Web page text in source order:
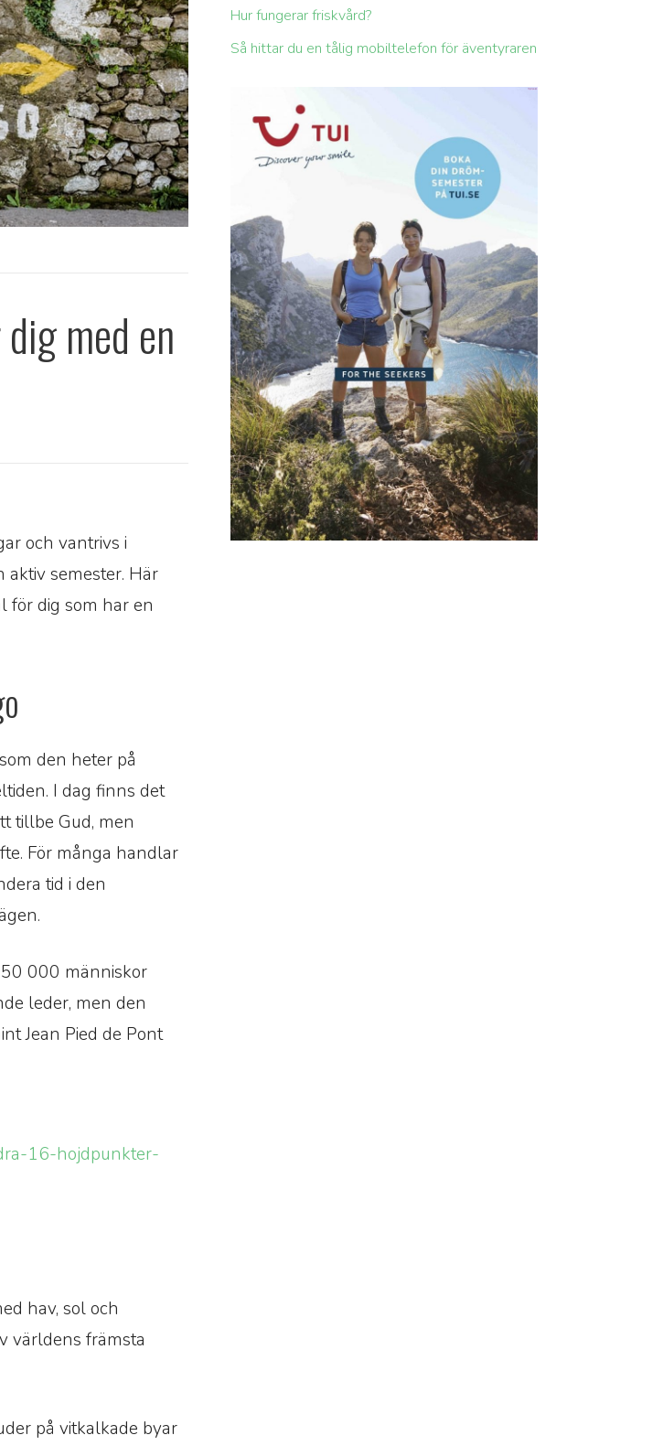
med en
och vantrivs i
semester. Här
för dig som har en
den heter på
I dag finns det
tillbe Gud, men
För många handlar
tid i den
000 människor
leder, men den
Jean Pied de Pont
16-hojdpunkter-
hav, sol och
världens främsta
på vitkalkade byar
Hur fungerar friskvård?
Så hittar du en tålig mobiltelefon för äventyraren